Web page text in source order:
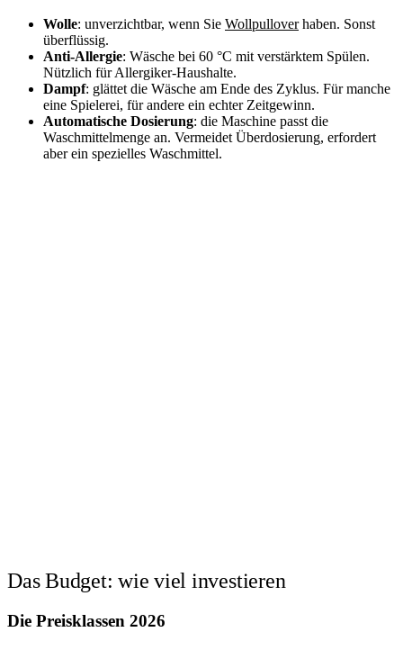
Wolle: unverzichtbar, wenn Sie Wollpulloverhaben. Sonst
überflüssig.
Anti-Allergie: Wäsche bei 60 °C mit verstärktem Spülen.
Nützlich für Allergiker-Haushalte.
Dampf: glättet die Wäsche am Ende des Zyklus. Für manche
eine Spielerei, für andere ein echter Zeitgewinn.
Automatische Dosierung: die Maschine passt die
Waschmittelmenge an. Vermeidet Überdosierung, erfordert
aber ein spezielles Waschmittel.
Das Budget: wie viel investieren
Die Preisklassen 2026